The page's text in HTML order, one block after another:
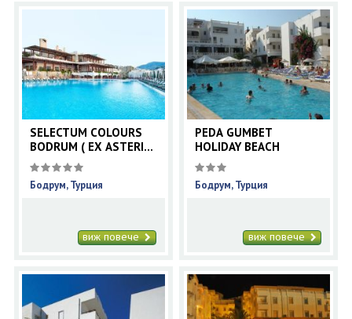
SELECTUM COLOURS
BODRUM ( EX ASTERIA
Бодрум, Турция
виж повече
PEDA GUMBET
HOLIDAY BEACH
Бодрум, Турция
виж повече